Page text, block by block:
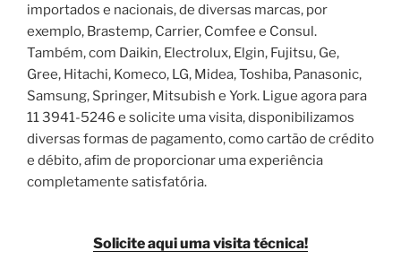
importados e nacionais, de diversas marcas, por
exemplo, Brastemp, Carrier, Comfee e Consul.
Também, com Daikin, Electrolux, Elgin, Fujitsu, Ge,
Gree, Hitachi, Komeco, LG, Midea, Toshiba, Panasonic,
Samsung, Springer, Mitsubish e York. Ligue agora para
11 3941-5246 e solicite uma visita, disponibilizamos
diversas formas de pagamento, como cartão de crédito
e débito, afim de proporcionar uma experiência
completamente satisfatória.
Solicite aqui uma visita técnica!